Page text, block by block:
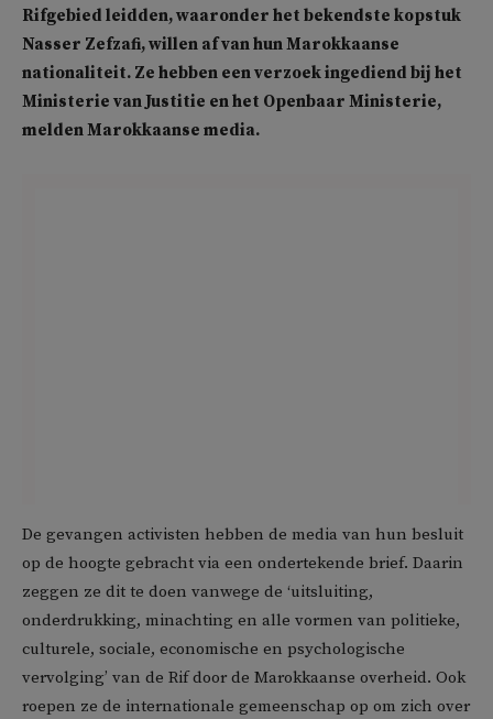
Rifgebied leidden, waaronder het bekendste kopstuk
Nasser Zefzafi, willen af van hun Marokkaanse
nationaliteit. Ze hebben een verzoek ingediend bij het
Ministerie van Justitie en het Openbaar Ministerie,
melden Marokkaanse media.
De gevangen activisten hebben de media van hun besluit
op de hoogte gebracht via een ondertekende brief. Daarin
zeggen ze dit te doen vanwege de ‘uitsluiting,
onderdrukking, minachting en alle vormen van politieke,
culturele, sociale, economische en psychologische
vervolging’ van de Rif door de Marokkaanse overheid. Ook
roepen ze de internationale gemeenschap op om zich over